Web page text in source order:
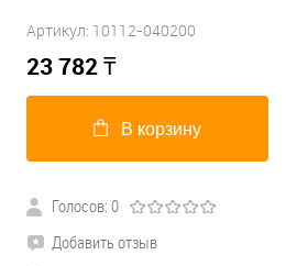
Артикул: 10112-040200
23 782₸
В корзину
Голосов: 0
Добавить отзыв